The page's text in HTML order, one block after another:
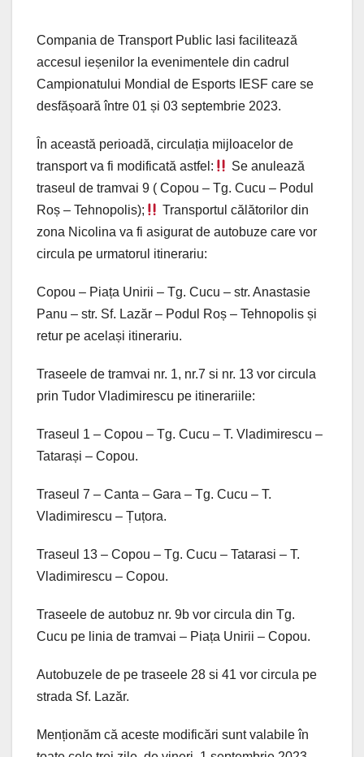
Compania de Transport Public Iasi facilitează
accesul ieșenilor la evenimentele din cadrul
Campionatului Mondial de Esports IESF care se
desfășoară între 01 și 03 septembrie 2023.
În această perioadă, circulația mijloacelor de
transport va fi modificată astfel:
Se anulează
traseul de tramvai 9 ( Copou – Tg. Cucu – Podul
Roș – Tehnopolis);
Transportul călătorilor din
zona Nicolina va fi asigurat de autobuze care vor
circula pe urmatorul itinerariu:
Copou – Piața Unirii – Tg. Cucu – str. Anastasie
Panu – str. Sf. Lazăr – Podul Roș – Tehnopolis și
retur pe același itinerariu.
Traseele de tramvai nr. 1, nr.7 si nr. 13 vor circula
prin Tudor Vladimirescu pe itinerariile:
Traseul 1 – Copou – Tg. Cucu – T. Vladimirescu –
Tatarași – Copou.
Traseul 7 – Canta – Gara – Tg. Cucu – T.
Vladimirescu – Țuțora.
Traseul 13 – Copou – Tg. Cucu – Tatarasi – T.
Vladimirescu – Copou.
Traseele de autobuz nr. 9b vor circula din Tg.
Cucu pe linia de tramvai – Piața Unirii – Copou.
Autobuzele de pe traseele 28 si 41 vor circula pe
strada Sf. Lazăr.
Menționăm că aceste modificări sunt valabile în